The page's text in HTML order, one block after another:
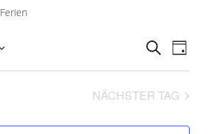
Ferien
Suche
SUCHE
TAG
NÄCHSTER TAG